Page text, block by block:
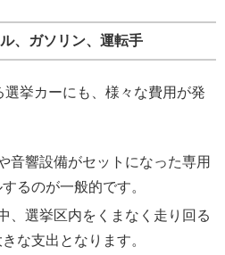
、ガソリン、運転手
挙カーにも、様々な費用が発
音響設備がセットになった専用
るのが一般的です。
、選挙区内をくまなく走り回る
な支出となります。